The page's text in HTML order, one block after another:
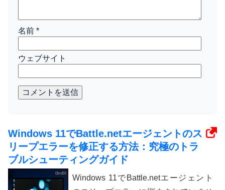
名前 *
ウェブサイト
コメントを送信
Windows 11でBattle.netエージェントのス
リープエラーを修正する方法：究極のトラ
ブルシューティングガイド
Windows 11でBattle.netエージェント